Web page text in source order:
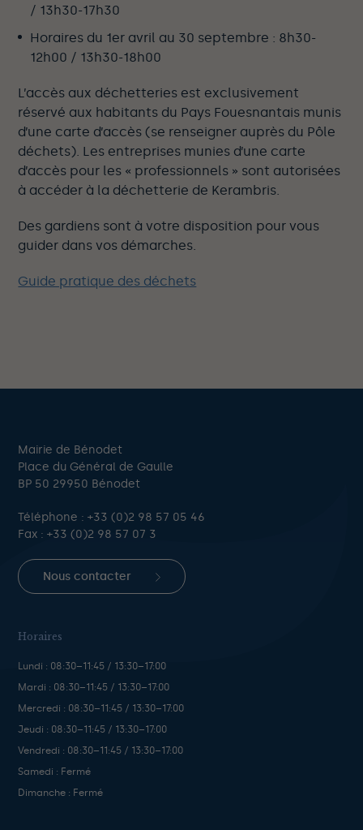
/ 13h30-17h30
Horaires du 1er avril au 30 septembre : 8h30-
12h00 / 13h30-18h00
L’accès aux déchetteries est exclusivement
réservé aux habitants du Pays Fouesnantais munis
d’une carte d’accès (se renseigner auprès du Pôle
déchets). Les entreprises munies d’une carte
d’accès pour les « professionnels » sont autorisées
à accéder à la déchetterie de Kerambris.
Des gardiens sont à votre disposition pour vous
guider dans vos démarches.
Guide pratique des déchets
Mairie de Bénodet
Place du Général de Gaulle
BP 50 29950 Bénodet
Téléphone :+33 (0)2 98 57 05 46
Fax : +33 (0)2 98 57 07 3
Nous contacter
Horaires
Lundi : 08:30–11:45 / 13:30–17:00
Mardi : 08:30–11:45 / 13:30–17:00
Mercredi : 08:30–11:45 / 13:30–17:00
Jeudi : 08:30–11:45 / 13:30–17:00
Vendredi : 08:30–11:45 / 13:30–17:00
Samedi : Fermé
Dimanche : Fermé